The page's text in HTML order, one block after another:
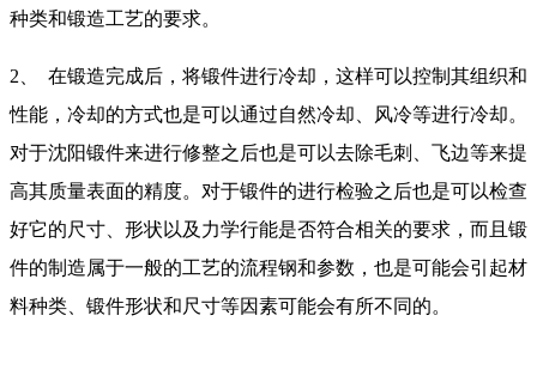
种类和锻造工艺的要求。
2、
在锻造完成后，将锻件进行冷却，这样可以控制其组织和
性能，冷却的方式也是可以通过自然冷却、风冷等进行冷却。
对于沈阳锻件来进行修整之后也是可以去除毛刺、飞边等来提
高其质量表面的精度。对于锻件的进行检验之后也是可以检查
好它的尺寸、形状以及力学行能是否符合相关的要求，而且锻
件的制造属于一般的工艺的流程钢和参数，也是可能会引起材
料种类、锻件形状和尺寸等因素可能会有所不同的。